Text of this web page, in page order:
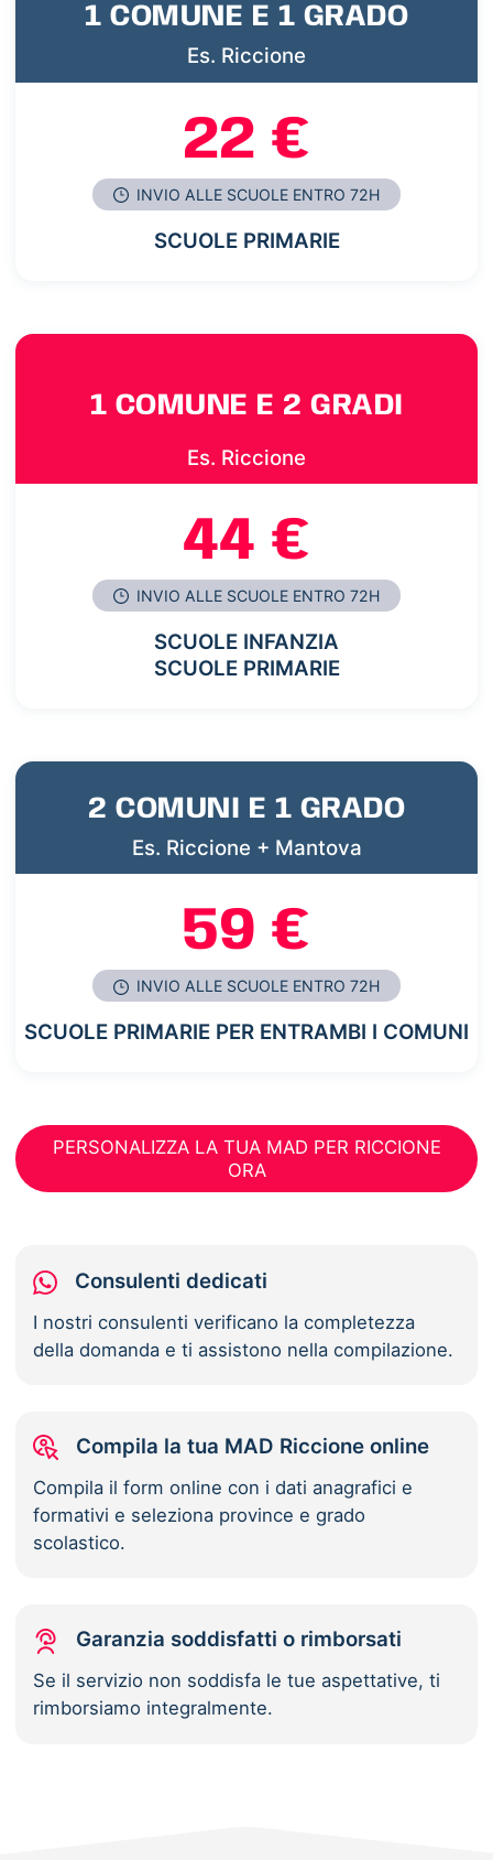
1 COMUNE E 1 GRADO
Es. Riccione
22 €
INVIO ALLE SCUOLE ENTRO 72H
SCUOLE PRIMARIE
1 COMUNE E 2 GRADI
Es. Riccione
44 €
INVIO ALLE SCUOLE ENTRO 72H
SCUOLE INFANZIA
SCUOLE PRIMARIE
2 COMUNI E 1 GRADO
Es. Riccione + Mantova
59 €
INVIO ALLE SCUOLE ENTRO 72H
SCUOLE PRIMARIE PER ENTRAMBI I COMUNI
PERSONALIZZA LA TUA MAD PER RICCIONE
ORA
Consulenti dedicati
I nostri consulenti verificano la completezza
della domanda e ti assistono nella compilazione.
Compila la tua MAD Riccione online
Compila il form online con i dati anagrafici e
formativi e seleziona province e grado
scolastico.
Garanzia soddisfatti o rimborsati
Se il servizio non soddisfa le tue aspettative, ti
rimborsiamo integralmente.